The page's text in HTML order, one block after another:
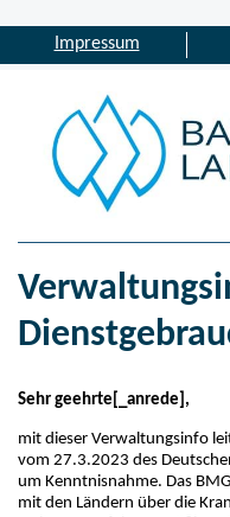
Impressum
Sehr geehrte[_anrede],
mit dieser Verwaltungsinfo
vom 27.3.2023 des
um Kenntnisnahme. Das
mit den Ländern über die